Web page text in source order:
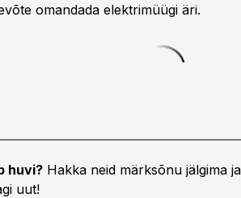
omandada elektrimüügi äri.
huvi? Hakka neid märksõnu jälgima
uut!